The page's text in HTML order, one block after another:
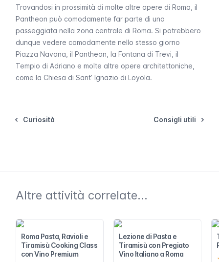
Trovandosi in prossimità di molte altre opere di Roma, il
Pantheon può comodamente far parte di una
passeggiata nella zona centrale di Roma. Si potrebbero
dunque vedere comodamente nello stesso giorno
Piazza Navona , il Pantheon, la Fontana di Trevi , il
Tempio di Adriano e molte altre opere architettoniche,
come la Chiesa di Sant’ Ignazio di Loyola.
Curiosità Consigli utili
Altre attività correlate...
Roma Pasta, Ravioli e
Tiramisù Cooking Class
con Vino Premium
Lezione di Pasta e
Tiramisù con Pregiato
Vino Italiano a Roma